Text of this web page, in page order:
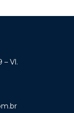
– Vl.